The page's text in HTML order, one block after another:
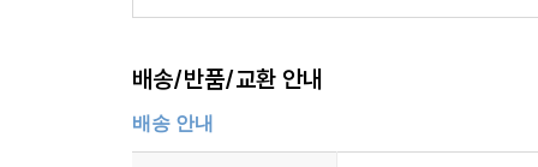
배송/반품/교환 안내
배송 안내